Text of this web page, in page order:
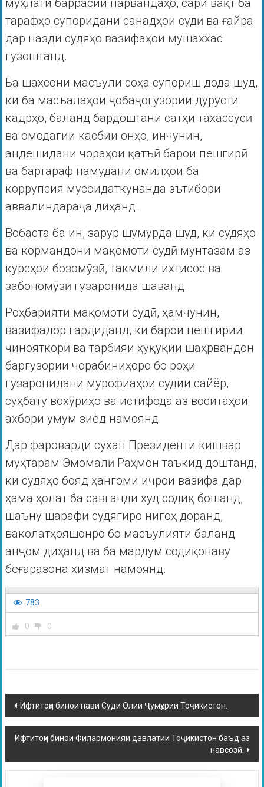
муҳлати баррасии парвандаҳо, сари вақт ба
тарафҳо супоридани санадҳои судӣ ва ғайра
дар назди судяҳо вазифаҳои мушаххас
гузоштанд.
Ба шахсони масъули соҳа супориш дода шуд,
ки ба масъалаҳои ҷобаҷогузории дурусти
кадрҳо, баланд бардоштани сатҳи тахассусӣ
ва омодагии касбии онҳо, инчунин,
андешидани чораҳои қатъӣ барои пешгирӣ
ва бартараф намудани омилҳои ба
коррупсия мусоидаткунанда эътибори
аввалиндараҷа диҳанд.
Вобаста ба ин, зарур шумурда шуд, ки судяҳо
ва кормандони мақомоти судӣ мунтазам аз
курсҳои бозомӯзӣ, такмили ихтисос ва
забономӯзӣ гузаронида шаванд.
Роҳбарияти мақомоти судӣ, ҳамчунин,
вазифадор гардиданд, ки барои пешгирии
ҷинояткорӣ ва тарбияи ҳуқуқии шаҳрвандон
баргузории чорабиниҳоро бо роҳи
гузаронидани мурофиаҳои судии сайёр,
суҳбату вохӯриҳо ва истифода аз воситаҳои
ахбори умум зиёд намоянд.
Дар фароварди сухан Президенти кишвар
муҳтарам Эмомалӣ Раҳмон таъкид доштанд,
ки судяҳо бояд ҳангоми иҷрои вазифа дар
ҳама ҳолат ба савганди худ содиқ бошанд,
шаъну шарафи судягиро нигоҳ доранд,
ваколатҳояшонро бо масъулияти баланд
анҷом диҳанд ва ба мардум содиқонаву
беғаразона хизмат намоянд.
783
0 0
Ифтитоҳи бинои нави Суди Олии Ҷумҳурии Тоҷикистон.
Ифтитоҳи бинои Филармонияи давлатии Тоҷикистон баъд аз
навсозӣ.